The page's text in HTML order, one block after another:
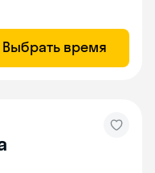
Выбрать время